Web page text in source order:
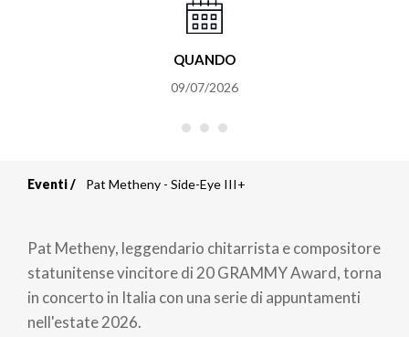
QUANDO
09/07/2026
di
pane
Eventi Pat Metheny - Side-Eye III+
Pat Metheny, leggendario chitarrista e compositore
statunitense vincitore di 20 GRAMMY Award, torna
in concerto in Italia con una serie di appuntamenti
nell'estate 2026.